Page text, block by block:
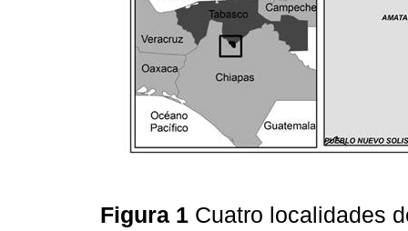
Figura 1 Cuatro localidades